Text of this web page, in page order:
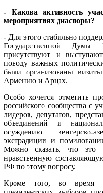
- Какова активность
мероприятиях диаспоры?
- Для этого стабильно
Государственной Думы
присутствуют и
поводу важных
были организованы
Армению и Арцах.
Особо хочется отметить
российского сообщества с
лидеров, депутатов,
объединений и
осуждению венгерско-
экстрадиции и
Можно сказать, что это
нравственную
РФ по этому вопросу.
Кроме того, во время